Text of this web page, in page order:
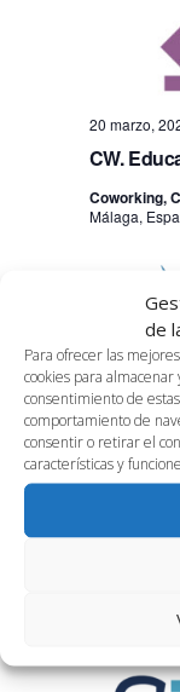
de
Para ofrecer las
cookies para
consentimiento de
comportamiento de
consentir o retirar el
características y
CW.
20 marzo,
Coworking,
Málaga,
3.01.
20 marzo,
Sala 3.01,